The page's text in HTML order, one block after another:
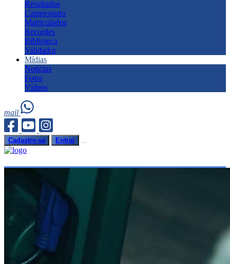
Resultados
Campeonato
Matriculados
Recordes
Biblioteca
Validador
Mídias
Notícias
Fotos
Vídeos
mail
Cadastre-se Entrar